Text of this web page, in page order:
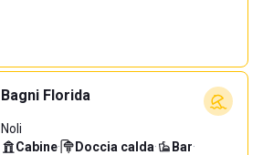
Bagni Florida
Noli
Cabine· Doccia calda· Bar·